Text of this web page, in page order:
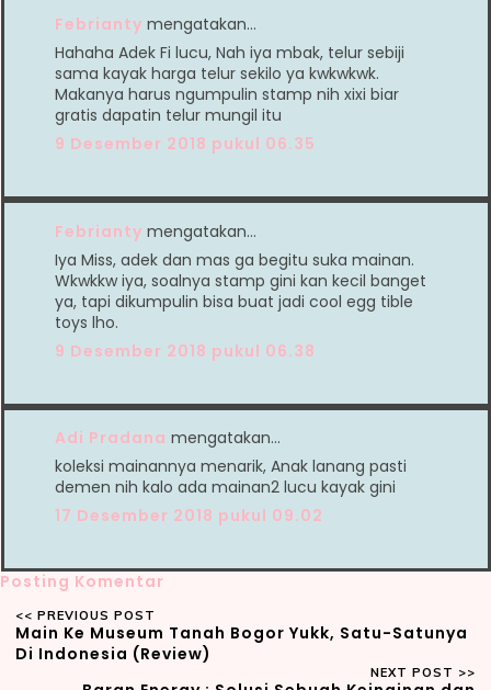
Febrianty mengatakan…
Hahaha Adek Fi lucu, Nah iya mbak, telur sebiji
sama kayak harga telur sekilo ya kwkwkwk.
Makanya harus ngumpulin stamp nih xixi biar
gratis dapatin telur mungil itu
9 Desember 2018 pukul 06.35
Febrianty mengatakan…
Iya Miss, adek dan mas ga begitu suka mainan.
Wkwkkw iya, soalnya stamp gini kan kecil banget
ya, tapi dikumpulin bisa buat jadi cool egg tible
toys lho.
9 Desember 2018 pukul 06.38
Adi Pradana mengatakan…
koleksi mainannya menarik, Anak lanang pasti
demen nih kalo ada mainan2 lucu kayak gini
17 Desember 2018 pukul 09.02
Posting Komentar
Main Ke Museum Tanah Bogor Yukk, Satu-Satunya
Di Indonesia (Review)